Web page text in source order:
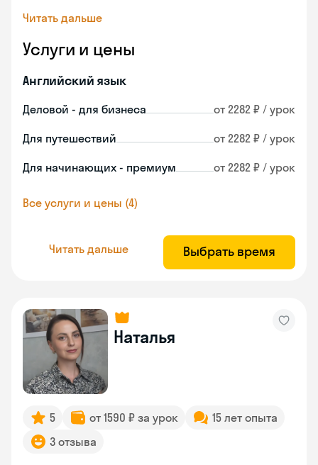
Читать дальше
Услуги и цены
Английский язык
Деловой - для бизнеса от 2282 ₽ / урок
Для путешествий от 2282 ₽ / урок
Для начинающих - премиум от 2282 ₽ / урок
Все услуги и цены (4)
Читать дальше Выбрать время
Наталья
5 от 1590 ₽ за урок
15 лет опыта
3 отзыва